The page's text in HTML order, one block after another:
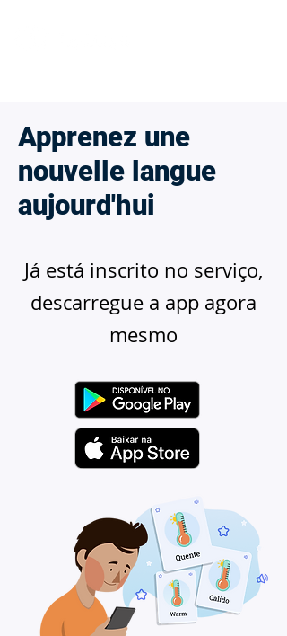
Apprenez une
nouvelle langue
aujourd'hui
Já está inscrito no serviço,
descarregue a app agora
mesmo